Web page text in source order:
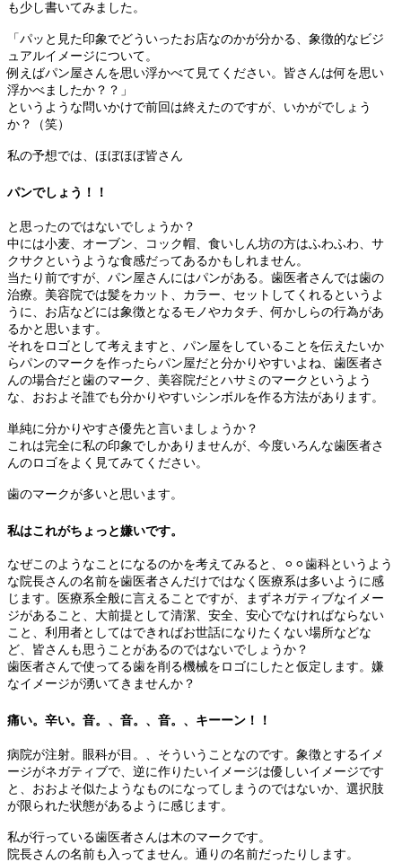
も少し書いてみました。
「パッと見た印象でどういったお店なのかが分かる、象徴的なビジ
ュアルイメージについて。
例えばパン屋さんを思い浮かべて見てください。皆さんは何を思い
浮かべましたか？？」
というような問いかけで前回は終えたのですが、いかがでしょう
か？（笑）
私の予想では、ほぼほぼ皆さん
パンでしょう！！
と思ったのではないでしょうか？
中には小麦、オーブン、コック帽、食いしん坊の方はふわふわ、サ
クサクというような食感だってあるかもしれません。
当たり前ですが、パン屋さんにはパンがある。歯医者さんでは歯の
治療。美容院では髪をカット、カラー、セットしてくれるというよ
うに、お店などには象徴となるモノやカタチ、何かしらの行為があ
るかと思います。
それをロゴとして考えますと、パン屋をしていることを伝えたいか
らパンのマークを作ったらパン屋だと分かりやすいよね、歯医者さ
んの場合だと歯のマーク、美容院だとハサミのマークというよう
な、おおよそ誰でも分かりやすいシンボルを作る方法があります。
単純に分かりやすさ優先と言いましょうか？
これは完全に私の印象でしかありませんが、今度いろんな歯医者さ
んのロゴをよく見てみてください。
歯のマークが多いと思います。
私はこれがちょっと嫌いです。
なぜこのようなことになるのかを考えてみると、⚪︎⚪︎歯科というよう
な院長さんの名前を歯医者さんだけではなく医療系は多いように感
じます。医療系全般に言えることですが、まずネガティブなイメー
ジがあること、大前提として清潔、安全、安心でなければならない
こと、利用者としてはできればお世話になりたくない場所などな
ど、皆さんも思うことがあるのではないでしょうか？
歯医者さんで使ってる歯を削る機械をロゴにしたと仮定します。嫌
なイメージが湧いてきませんか？
痛い。辛い。音。、音。、音。、キーーン！！
病院が注射。眼科が目。、そういうことなのです。象徴とするイメ
ージがネガティブで、逆に作りたいイメージは優しいイメージです
と、おおよそ似たようなものになってしまうのではないか、選択肢
が限られた状態があるように感じます。
私が行っている歯医者さんは木のマークです。
院長さんの名前も入ってません。通りの名前だったりします。